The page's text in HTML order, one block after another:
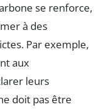
se renforce,
à des
Par exemple,
aux
leurs
doit pas être